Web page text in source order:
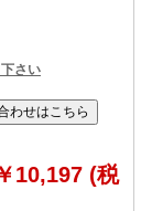
さい
10,197 (税